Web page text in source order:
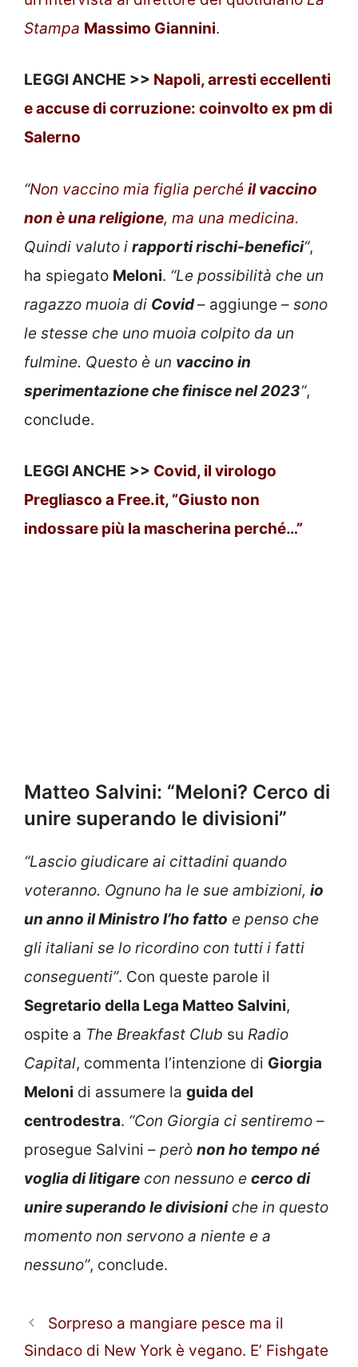
Stampa Massimo Giannini.
LEGGI ANCHE >> Napoli, arresti eccellenti
e accuse di corruzione: coinvolto ex pm di
Salerno
“Non vaccino mia figlia perché il vaccino
non è una religione, ma una medicina.
Quindi valuto i rapporti rischi-benefici“,
ha spiegato Meloni. “Le possibilità che un
ragazzo muoia di Covid– aggiunge – sono
le stesse che uno muoia colpito da un
fulmine. Questo è un vaccino in
sperimentazione che finisce nel 2023“,
conclude.
LEGGI ANCHE >> Covid, il virologo
Pregliasco a Free.it, “Giusto non
indossare più la mascherina perché…”
Matteo Salvini: “Meloni? Cerco di
unire superando le divisioni”
“Lascio giudicare ai cittadini quando
voteranno. Ognuno ha le sue ambizioni, io
un anno il Ministro l’ho fatto e penso che
gli italiani se lo ricordino con tutti i fatti
conseguenti”. Con queste parole il
Segretario della Lega Matteo Salvini,
ospite a The Breakfast Club su Radio
Capital, commenta l’intenzione di Giorgia
Meloni di assumere la guida del
centrodestra. “Con Giorgia ci sentiremo –
prosegue Salvini – però non ho tempo né
voglia di litigare con nessuno e cerco di
unire superando le divisioniche in questo
momento non servono a niente e a
nessuno”, conclude.
Sorpreso a mangiare pesce ma il
Sindaco di New York è vegano. E’ Fishgate